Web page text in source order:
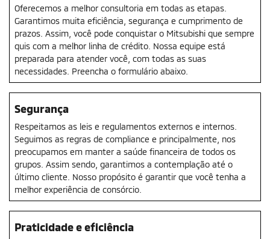
Oferecemos a melhor consultoria em todas as etapas.
Garantimos muita eficiência, segurança e cumprimento de
prazos. Assim, você pode conquistar o Mitsubishi que sempre
quis com a melhor linha de crédito. Nossa equipe está
preparada para atender você, com todas as suas
necessidades. Preencha o formulário abaixo.
Segurança
Respeitamos as leis e regulamentos externos e internos.
Seguimos as regras de compliance e principalmente, nos
preocupamos em manter a saúde financeira de todos os
grupos. Assim sendo, garantimos a contemplação até o
último cliente. Nosso propósito é garantir que você tenha a
melhor experiência de consórcio.
Praticidade e eficiência